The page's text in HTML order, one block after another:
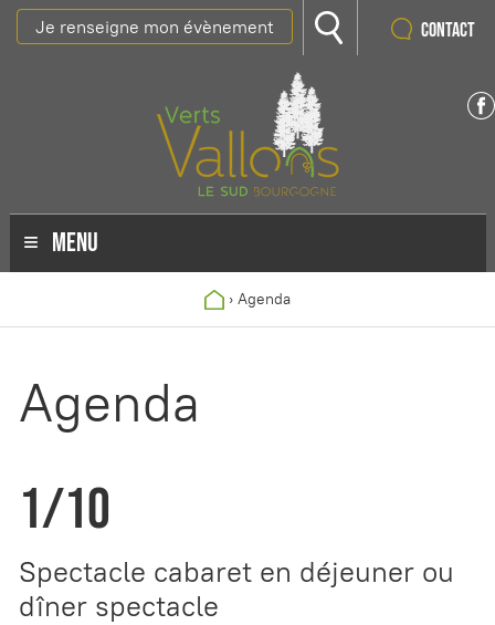
Je renseigne mon évènement Contact
MENU
› Agenda
Agenda
1/10
Spectacle cabaret en déjeuner ou
dîner spectacle